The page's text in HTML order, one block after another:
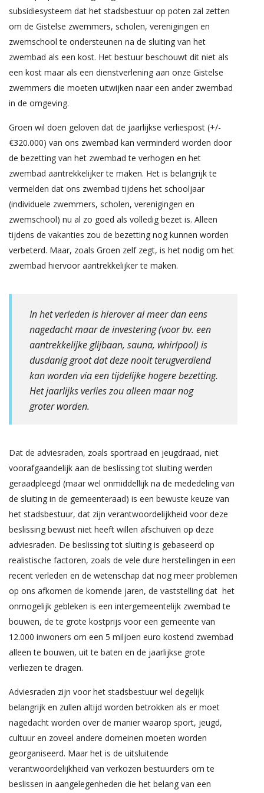
subsidiesysteem dat het stadsbestuur op poten zal zetten
om de Gistelse zwemmers, scholen, verenigingen en
zwemschool te ondersteunen na de sluiting van het
zwembad als een kost. Het bestuur beschouwt dit niet als
een kost maar als een dienstverlening aan onze Gistelse
zwemmers die moeten uitwijken naar een ander zwembad
in de omgeving.
Groen wil doen geloven dat de jaarlijkse verliespost (+/-
€320.000) van ons zwembad kan verminderd worden door
de bezetting van het zwembad te verhogen en het
zwembad aantrekkelijker te maken. Het is belangrijk te
vermelden dat ons zwembad tijdens het schooljaar
(individuele zwemmers, scholen, verenigingen en
zwemschool) nu al zo goed als volledig bezet is. Alleen
tijdens de vakanties zou de bezetting nog kunnen worden
verbeterd. Maar, zoals Groen zelf zegt, is het nodig om het
zwembad hiervoor aantrekkelijker te maken.
In het verleden is hierover al meer dan eens
nagedacht maar de investering (voor bv. een
aantrekkelijke glijbaan, sauna, whirlpool) is
dusdanig groot dat deze nooit terugverdiend
kan worden via een tijdelijke hogere bezetting.
Het jaarlijks verlies zou alleen maar nog
groter worden.
Dat de adviesraden, zoals sportraad en jeugdraad, niet
voorafgaandelijk aan de beslissing tot sluiting werden
geraadpleegd (maar wel onmiddellijk na de mededeling van
de sluiting in de gemeenteraad) is een bewuste keuze van
het stadsbestuur, dat zijn verantwoordelijkheid voor deze
beslissing bewust niet heeft willen afschuiven op deze
adviesraden. De beslissing tot sluiting is gebaseerd op
realistische factoren, zoals de vele dure herstellingen in een
recent verleden en de wetenschap dat nog meer problemen
op ons afkomen de komende jaren, de vaststelling dat het
onmogelijk gebleken is een intergemeentelijk zwembad te
bouwen, de te grote kostprijs voor een gemeente van
12.000 inwoners om een 5 miljoen euro kostend zwembad
alleen te bouwen, uit te baten en de jaarlijkse grote
verliezen te dragen.
Adviesraden zijn voor het stadsbestuur wel degelijk
belangrijk en zullen altijd worden betrokken als er moet
nagedacht worden over de manier waarop sport, jeugd,
cultuur en zoveel andere domeinen moeten worden
georganiseerd. Maar het is de uitsluitende
verantwoordelijkheid van verkozen bestuurders om te
beslissen in aangelegenheden die het belang van een